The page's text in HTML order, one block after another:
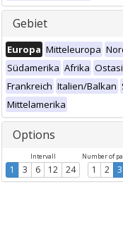
Gebiet
Europa Mitteleuropa
Südamerika Afrika
Frankreich Italien/Balkan
Mittelamerika
Options
Intervall
1 3 6 12 24
Number of
1 2 3